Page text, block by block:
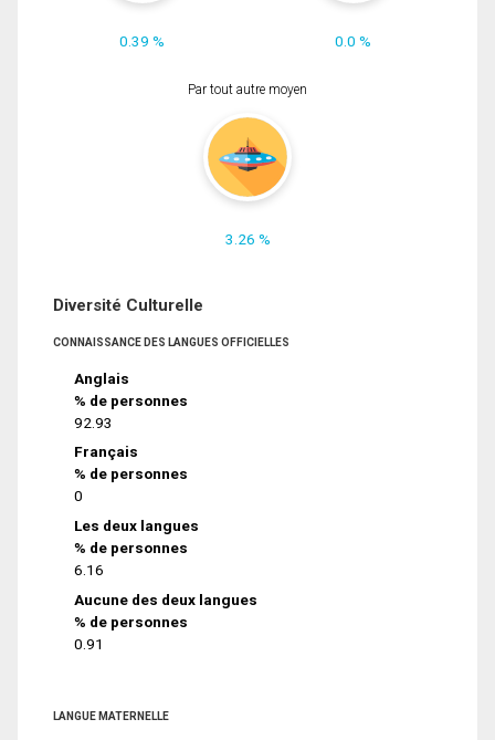
0.39 % 0.0 %
Par tout autre moyen
3.26 %
Diversité Culturelle
CONNAISSANCE DES LANGUES OFFICIELLES
Anglais
% de personnes
92.93
Français
% de personnes
0
Les deux langues
% de personnes
6.16
Aucune des deux langues
% de personnes
0.91
LANGUE MATERNELLE